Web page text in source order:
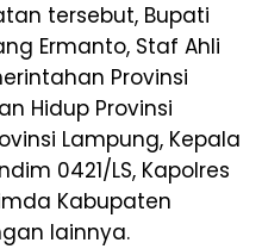
tersebut, Bupati
Ermanto, Staf Ahli
Provinsi
Hidup Provinsi
Lampung, Kepala
0421/LS, Kapolres
Kabupaten
lainnya.